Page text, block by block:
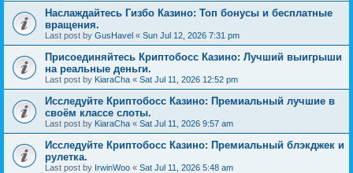
Наслаждайтесь Гизбо Казино: Топ бонусы и бесплатные
вращения.
Last post by GusHavel « Sun Jul 12, 2026 7:31 pm
Присоединяйтесь Криптобосс Казино: Лучший выигрыши
на реальные деньги.
Last post by KiaraCha « Sat Jul 11, 2026 12:52 pm
Исследуйте Криптобосс Казино: Премиальный лучшие в
своём классе слоты.
Last post by KiaraCha « Sat Jul 11, 2026 9:57 am
Исследуйте Криптобосс Казино: Премиальный блэкджек и
рулетка.
Last post by IrwinWoo « Sat Jul 11, 2026 5:48 am